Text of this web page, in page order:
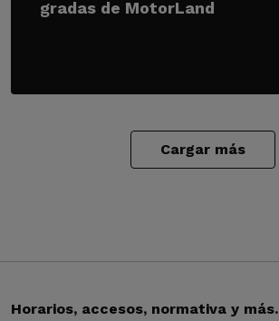
gradas de MotorLand
Cargar más
Horarios, accesos, normativa y más.